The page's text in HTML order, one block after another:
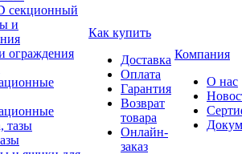
секционный
ограждения
Как купить
Доставка
Оплата
Гарантия
Возврат
товара
Онлайн-
заказ
Компания
О нас